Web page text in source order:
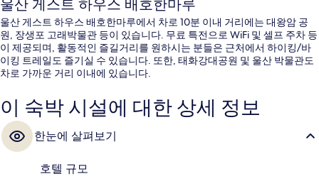
울산 게스트 하우스 배호한마루
울산 게스트 하우스 배호한마루에서 차로 10분 이내 거리에는 대왕암 공
원, 장생포 고래박물관 등이 있습니다. 무료 특전으로 WiFi 및 셀프 주차 등
이 제공되며, 활동적인 즐길거리를 원하시는 분들은 근처에서 하이킹/바
이킹 트레일도 즐기실 수 있습니다. 또한, 태화강대공원 및 울산 박물관도
차로 가까운 거리 이내에 있습니다.
이 숙박 시설에 대한 상세 정보
한눈에 살펴보기
호텔 규모